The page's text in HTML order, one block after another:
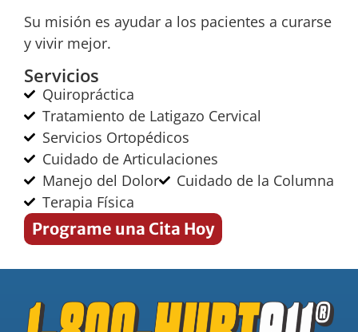
Su misión es ayudar a los pacientes a curarse
y vivir mejor.
Servicios
Quiropráctica
Tratamiento de Latigazo Cervical
Servicios Ortopédicos
Cuidado de Articulaciones
Manejo del Dolor
Cuidado de la Columna
Terapia Física
Programe una Cita Hoy